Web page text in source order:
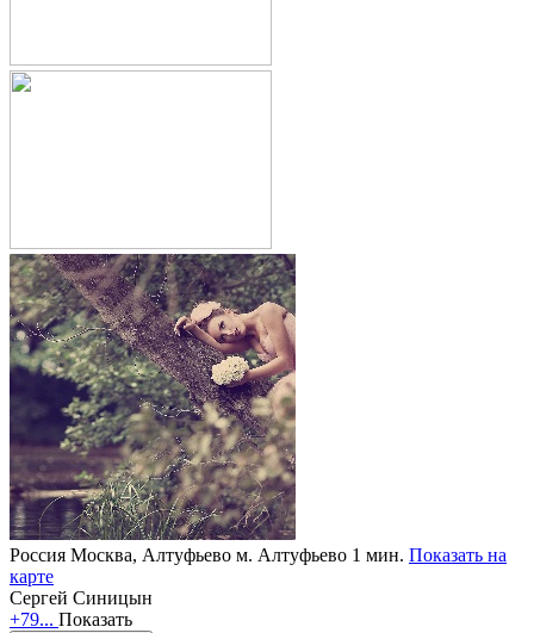
Россия Москва, Алтуфьево м. Алтуфьево 1 мин. Показать на
карте
Сергей Синицын
+79... Показать